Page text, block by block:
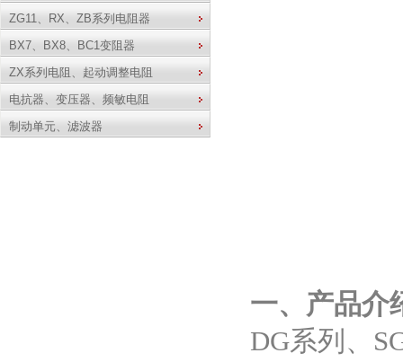
ZG11、RX、ZB系列电阻器
BX7、BX8、BC1变阻器
ZX系列电阻、起动调整电阻
电抗器、变压器、频敏电阻
制动单元、滤波器
一、产品介
DG系列、